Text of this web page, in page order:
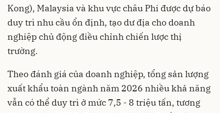
Kong), Malaysia và khu vực châu Phi được dự báo
duy trì nhu cầu ổn định, tạo dư địa cho doanh
nghiệp chủ động điều chỉnh chiến lược thị
trường.
Theo đánh giá của doanh nghiệp, tổng sản lượng
xuất khẩu toàn ngành năm 2026 nhiều khả năng
vẫn có thể duy trì ở mức 7,5 - 8 triệu tấn, tương